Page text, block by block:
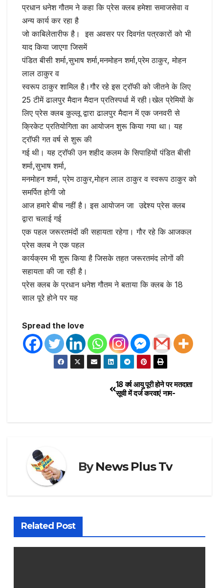
प्रधान धनेश गौतम ने कहा कि प्रेस क्लब हमेशा समाजसेवा व
अन्य कार्य कर रहा है
जो काबिलेतारीफ है। इस अवसर पर दिवगंत पत्रकारों को भी
याद किया जाएगा जिसमें
पंडित बीसी शर्मा,सुभाष शर्मा,मनमोहन शर्मा,प्रेम ठाकुर, मोहन
लाल ठाकुर व
स्वरूप ठाकुर शामिल है।गौर रहे इस ट्रॉफी को जीतने के लिए
25 टीमें ढालपुर मैदान मैदान प्रतिस्पर्धा में रही।खेल प्रेमियों के
लिए प्रेस क्लब कुल्लू द्वारा ढालपुर मैदान में एक जनवरी से
क्रिकेट प्रतियोगिता का आयोजन शुरू किया गया था। यह
ट्रॉफी गत वर्ष से शुरू की
गई थी। यह ट्रॉफी उन शहीद कलम के सिपाहियों पंडित बीसी
शर्मा,सुभाष शर्मा,
मनमोहन शर्मा, प्रेम ठाकुर,मोहन लाल ठाकुर व स्वरूप ठाकुर को
समर्पित होगी जो
आज हमारे बीच नहीं है। इस आयोजन जा उद्देश्य प्रेस क्लब
द्वारा चलाई गई
एक पहल जरूरतमंदों की सहायता रहेगा। गौर रहे कि आजकल
प्रेस क्लब ने एक पहल
कार्यक्रम भी शुरू किया है जिसके तहत जरूरतमंद लोगों की
सहायता की जा रही है।
प्रेस क्लब के प्रधान धनेश गौतम ने बताया कि क्लब के 18
साल पूरे होने पर यह
Spread the love
18 वर्ष आयु पूरी होने पर मतदाता
सूची में दर्ज करवाएं नाम-
ByNews Plus Tv
Related Post